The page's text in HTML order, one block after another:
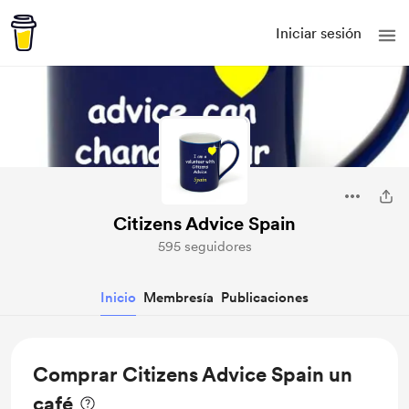
Iniciar sesión
Citizens Advice Spain
595 seguidores
Inicio Membresía Publicaciones
Comprar Citizens Advice Spain un
café